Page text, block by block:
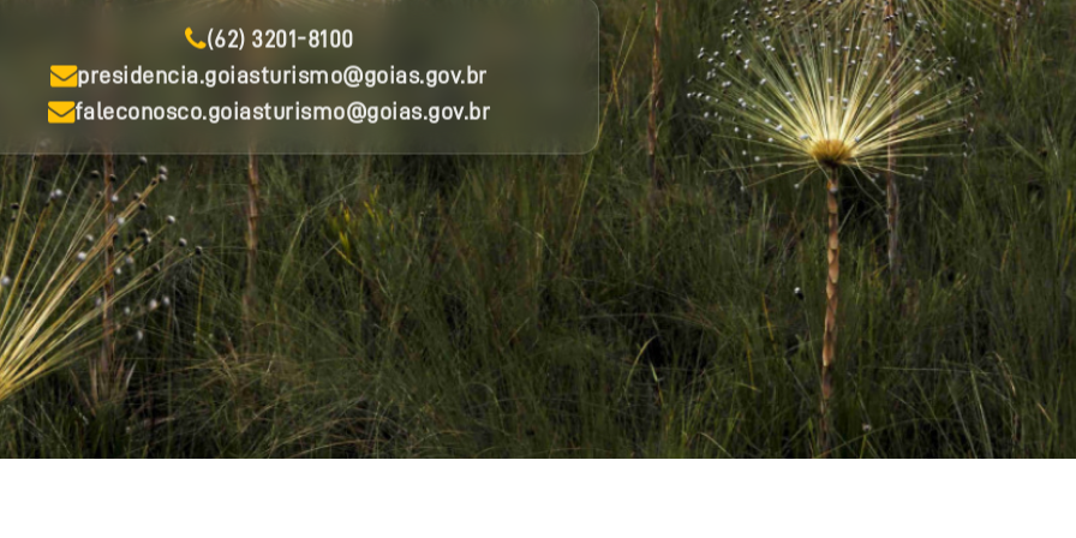
(62) 3201-8100
presidencia.goiasturismo@goias.gov.br
faleconosco.goiasturismo@goias.gov.br